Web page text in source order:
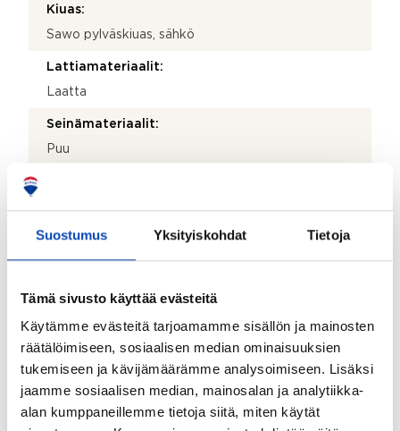
Suostumus Yksityiskohdat Tietoja
Tämä sivusto käyttää evästeitä
Käytämme evästeitä tarjoamamme sisällön ja mainosten
räätälöimiseen, sosiaalisen median ominaisuuksien
tukemiseen ja kävijämäärämme analysoimiseen. Lisäksi
jaamme sosiaalisen median, mainosalan ja analytiikka-
alan kumppaneillemme tietoja siitä, miten käytät
Kiuas:
Sawo pylväskiuas, sähkö
Lattiamateriaalit:
Laatta
Seinämateriaalit:
Puu
Seinämateriaalit:
Hirsi
Kodinhoitohuoneen lisätiedot: